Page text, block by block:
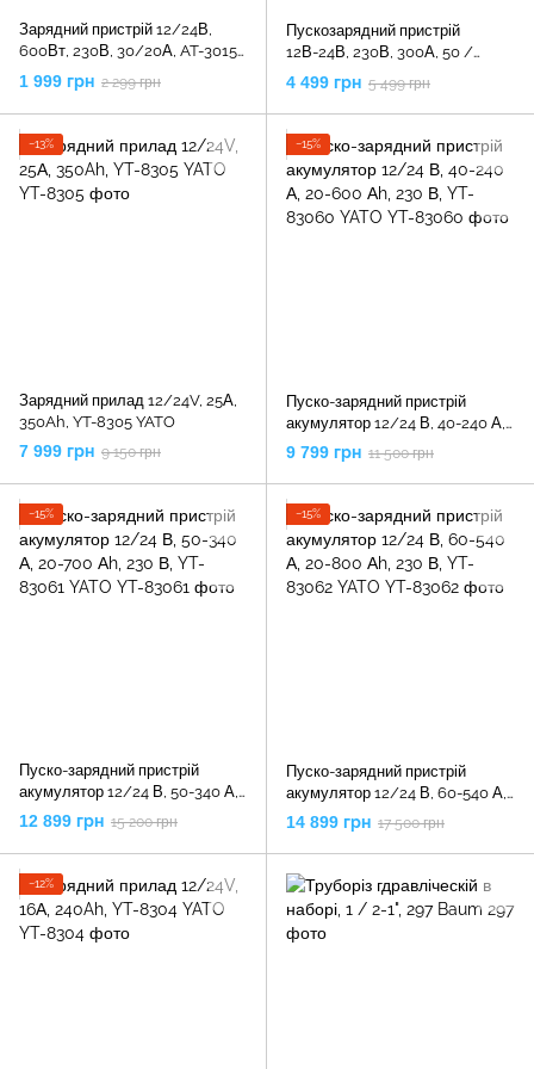
Зарядний пристрій 12/24В,
600Вт, 230В, 30/20А, AT-3015
INTERTOOL
1 999 грн 2 299 грн
Пускозарядний пристрій
12В-24В, 230В, 300А, 50 /
60Гц, -1.2КВт, AT-3016
INTERTOOL
4 499 грн 5 499 грн
−13%
Зарядний прилад 12/24V, 25А,
350Ah, YT-8305 YATO
7 999 грн 9 150 грн
−15%
Пуско-зарядний пристрій
акумулятор 12/24 В, 40-240 А,
20-600 Аh, 230 В, YT-83060
9 799 грн 11 500 грн
−15%
Пуско-зарядний пристрій
акумулятор 12/24 В, 50-340 А,
20-700 Аh, 230 В, YT-83061
12 899 грн 15 200 грн
−15%
Пуско-зарядний пристрій
акумулятор 12/24 В, 60-540 А,
20-800 Аh, 230 В, YT-83062
14 899 грн 17 500 грн
−12%